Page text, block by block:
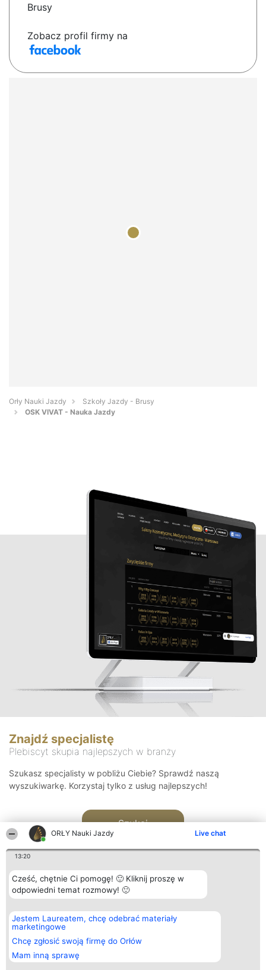
ORŁY Nauki Jazdy Live chat
13:20
Cześć, chętnie Ci pomogę! 🙂 Kliknij proszę w
odpowiedni temat rozmowy! 🙂
Jestem Laureatem, chcę odebrać materiały
marketingowe
Chcę zgłosić swoją firmę do Orłów
Mam inną sprawę
Brusy
Zobacz profil firmy na
Orły Nauki Jazdy
Szkoły Jazdy - Brusy
OSK VIVAT - Nauka Jazdy
Znajdź specjalistę
Plebiscyt skupia najlepszych w branży
Szukasz specjalisty w pobliżu Ciebie? Sprawdź naszą
wyszukiwarkę. Korzystaj tylko z usług najlepszych!
Szukaj
Organizator plebiscytu
Bright Side Solutions sp. z o.
o. sp. k.
ul. Ruska 22
Wrocław 50-079
KRS 0000749100 | Regon
381313360 | NIP 8943132676
Plebiscyt
Laureaci
wszystkich
Laureatów
Regulamin
Kontakt
Kontakt